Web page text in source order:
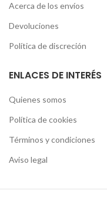
Acerca de los envíos
Devoluciones
Política de discreción
ENLACES DE INTERÉS
Quienes somos
Política de cookies
Términos y condiciones
Aviso legal